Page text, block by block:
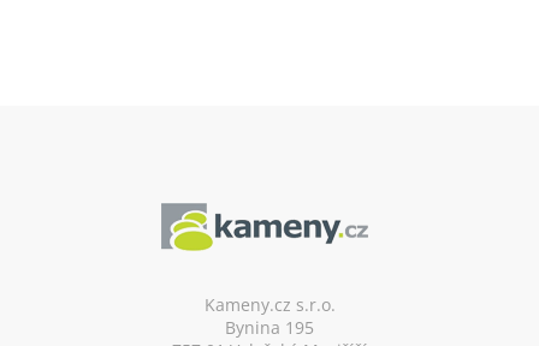
Kameny.cz s.r.o.
Bynina 195